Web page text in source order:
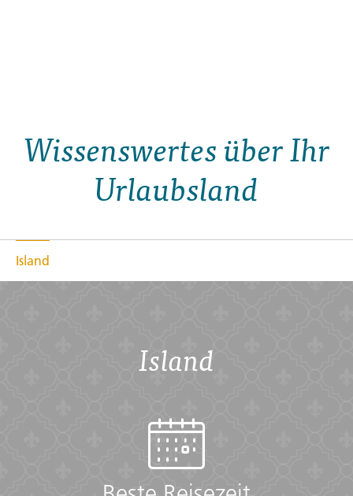
Wissenswertes über Ihr
Urlaubsland
Island
Island